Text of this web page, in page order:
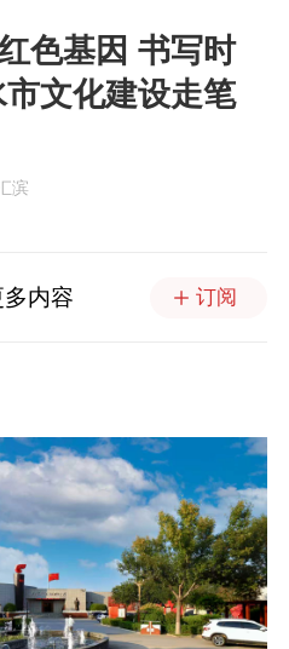
色基因 书写时
文化建设走笔
滨
内容 订阅